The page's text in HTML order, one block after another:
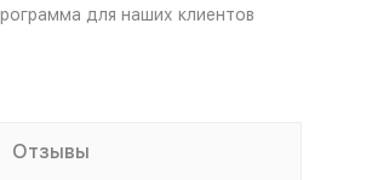
для наших клиентов
Отзывы